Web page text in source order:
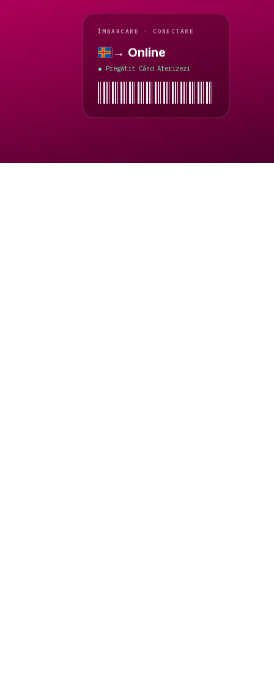
ÎMBARCARE · CONECTARE
Insulele Åland
→ Online
● Pregătit Când Aterizezi